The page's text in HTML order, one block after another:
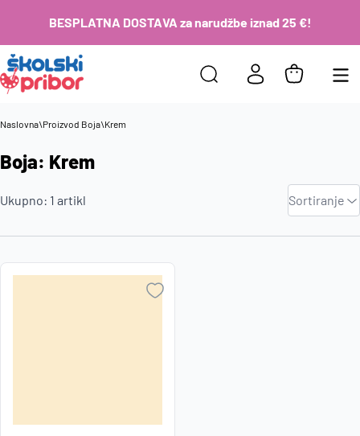
BESPLATNA DOSTAVA za narudžbe iznad 25 €!
Naslovna\Proizvod Boja\Krem
Boja: Krem
Ukupno: 1 artikl Sortiranje
Zadano
cijena